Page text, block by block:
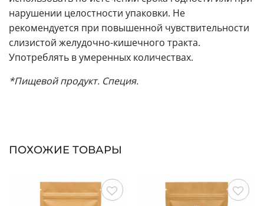
нарушении целостности упаковки. Не
рекомендуется при повышенной чувствительности
слизистой желудочно-кишечного тракта.
Употреблять в умеренных количествах.
*Пищевой продукт. Специя.
ПОХОЖИЕ ТОВАРЫ